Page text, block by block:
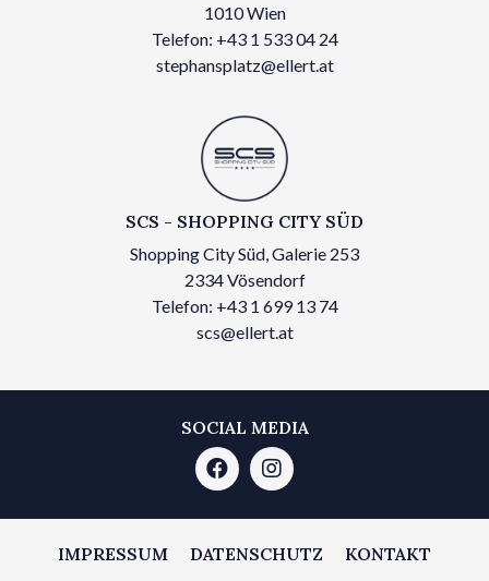
1010 Wien
Telefon: +43 1 533 04 24
stephansplatz@ellert.at
SCS - SHOPPING CITY SÜD
Shopping City Süd, Galerie 253
2334 Vösendorf
Telefon: +43 1 699 13 74
scs@ellert.at
SOCIAL MEDIA
IMPRESSUM DATENSCHUTZ KONTAKT